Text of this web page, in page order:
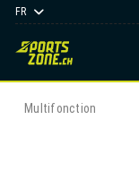
FR
Multifonction